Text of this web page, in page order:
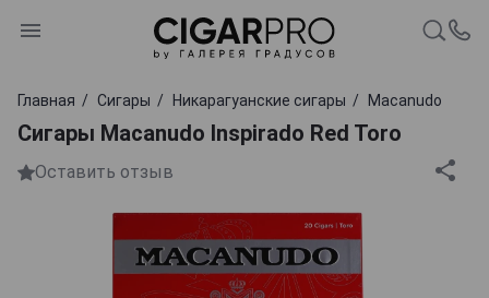
Главная Сигары Никарагуанские сигары Macanudo
Сигары Macanudo Inspirado Red Toro
Оставить отзыв